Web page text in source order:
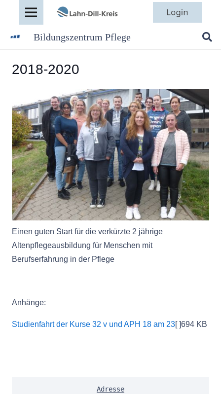
Bildungszentrum Pflege
2018-2020
Einen guten Start für die verkürzte 2 jährige
Altenpflegeausbildung für Menschen mit
Berufserfahrung in der Pflege
Anhänge:
Studienfahrt der Kurse 32 v und APH 18 am 23[ ]694 KB
Adresse